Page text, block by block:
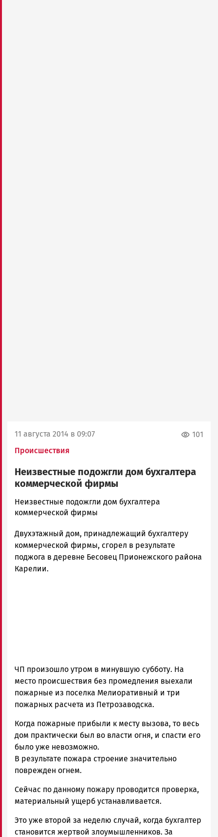
11 августа 2014 в 09:07
Происшествия
101
Неизвестные подожгли дом бухгалтера
коммерческой фирмы
admintimur
Новости
и
Карелии
|
Петрозаводск
Неизвестные подожгли дом бухгалтера
коммерческой фирмы
Двухэтажный дом, принадлежащий бухгалтеру
коммерческой фирмы, сгорел в результате
поджога в деревне Бесовец Прионежского района
Карелии.
ЧП произошло утром в минувшую субботу. На
место происшествия без промедления выехали
пожарные из поселка Мелиоративный и три
пожарных расчета из Петрозаводска.
Когда пожарные прибыли к месту вызова, то весь
дом практически был во власти огня, и спасти его
было уже невозможно.
В результате пожара строение значительно
поврежден огнем.
Сейчас по данному пожару проводится проверка,
материальный ущерб устанавливается.
Это уже второй за неделю случай, когда бухгалтер
становится жертвой злоумышленников. За